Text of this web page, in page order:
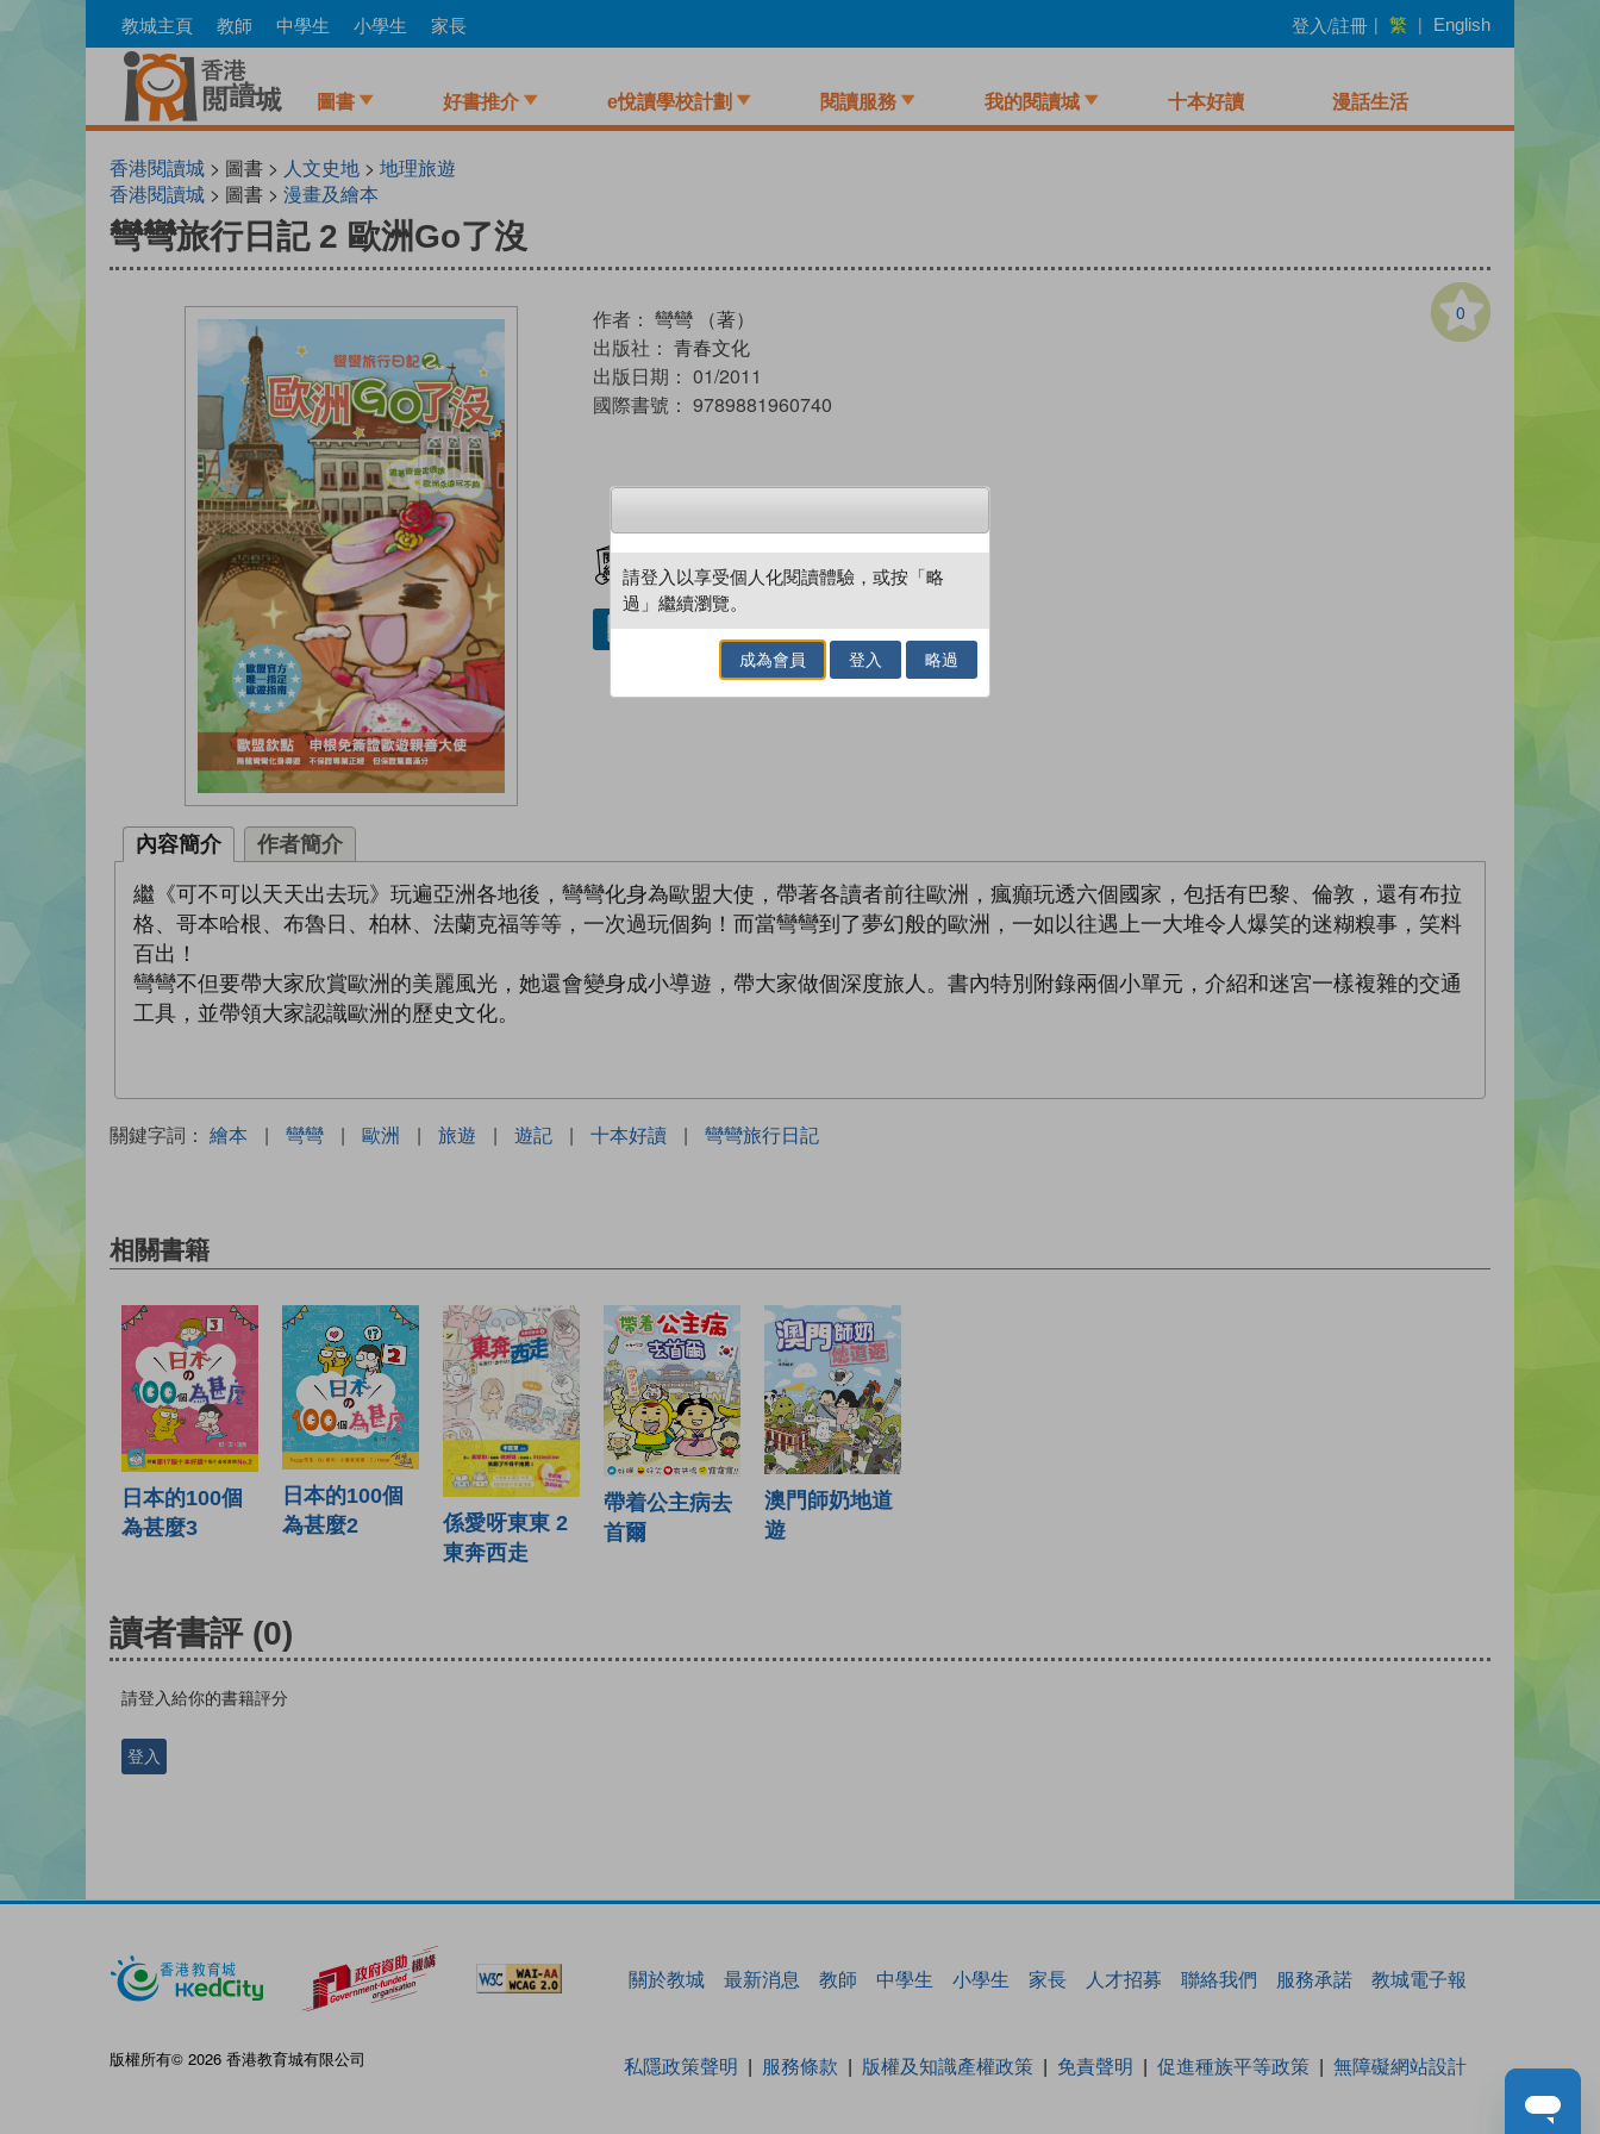
to
教城主頁 教師 中學生 小學生 家長 登入/註冊 | 繁 | English
圖書 好書推介 e悅讀學校計劃 閱讀服務 我的閱讀城 十本好讀 漫話生活
香港閱讀城 > 圖書 > 人文史地 > 地理旅遊
香港閱讀城 > 圖書 > 漫畫及繪本
彎彎旅行日記 2 歐洲Go了沒
0
作者： 彎彎 （著）
出版社： 青春文化
出版日期： 01/2011
國際書號： 9789881960740
加入閱讀紀錄
借閱實體書
內容簡介 作者簡介
繼《可不可以天天出去玩》玩遍亞洲各地後，彎彎化身為歐盟大使，帶著各讀者前往歐洲，瘋癲玩透六個國家，包括有巴黎、倫敦，還有布拉
格、哥本哈根、布魯日、柏林、法蘭克福等等，一次過玩個夠！而當彎彎到了夢幻般的歐洲，一如以往遇上一大堆令人爆笑的迷糊糗事，笑料
百出！
彎彎不但要帶大家欣賞歐洲的美麗風光，她還會變身成小導遊，帶大家做個深度旅人。書內特別附錄兩個小單元，介紹和迷宮一樣複雜的交通
工具，並帶領大家認識歐洲的歷史文化。
關鍵字詞： 繪本 | 彎彎 | 歐洲 | 旅遊 | 遊記 | 十本好讀 | 彎彎旅行日記
相關書籍
日本的100個
為甚麼3
日本的100個
為甚麼2
係愛呀東東 2
東奔西走
帶着公主病去
首爾
澳門師奶地道
遊
讀者書評 (0)
請登入給你的書籍評分
登入
關於教城 最新消息 教師 中學生 小學生 家長 人才招募 聯絡我們 服務承諾 教城電子報
版權所有© 2026 香港教育城有限公司 私隱政策聲明 服務條款 版權及知識產權政策 免責聲明 促進種族平等政策 無障礙網站設計
請登入以享受個人化閱讀體驗，或按「略
過」繼續瀏覽。
成為會員 登入 略過